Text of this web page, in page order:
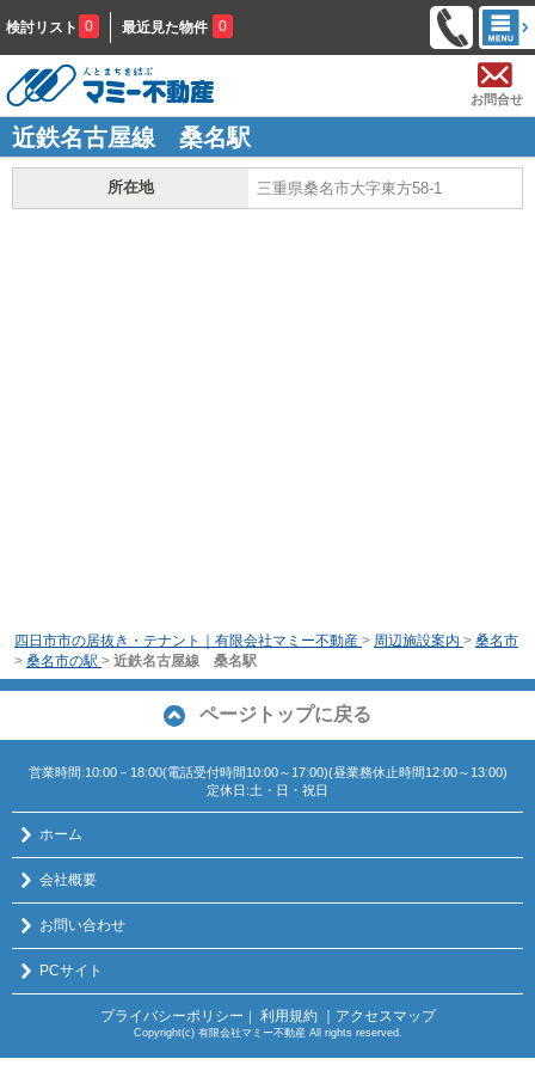
検討リスト 0 最近見た物件 0
お問合せ
近鉄名古屋線 桑名駅
所在地 三重県桑名市大字東方58-1
四日市市の居抜き・テナント｜有限会社マミー不動産 > 周辺施設案内 > 桑名市
> 桑名市の駅 > 近鉄名古屋線 桑名駅
ページトップに戻る
営業時間:10:00－18:00(電話受付時間10:00～17:00)(昼業務休止時間12:00～13:00)
定休日:土・日・祝日
ホーム
会社概要
お問い合わせ
PCサイト
プライバシーポリシー ｜ 利用規約 ｜アクセスマップ
Copyright(c) 有限会社マミー不動産 All rights reserved.